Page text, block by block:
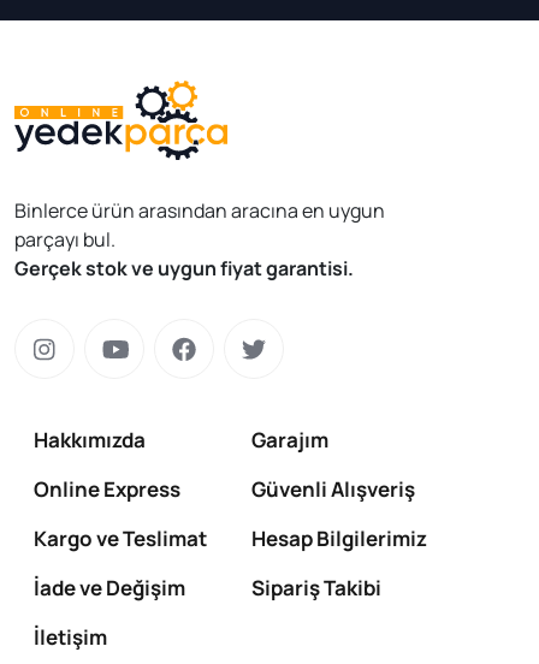
Binlerce ürün arasından aracına en uygun
parçayı bul.
Gerçek stok ve uygun fiyat garantisi.
Hakkımızda
Garajım
Online Express
Güvenli Alışveriş
Kargo ve Teslimat
Hesap Bilgilerimiz
İade ve Değişim
Sipariş Takibi
İletişim